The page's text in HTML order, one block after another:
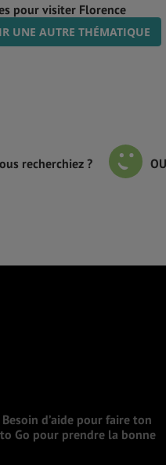
pour visiter Florence
UNE AUTRE THÉMATIQUE
recherchiez ?
d’aide pour faire ton
Go pour prendre la bonne